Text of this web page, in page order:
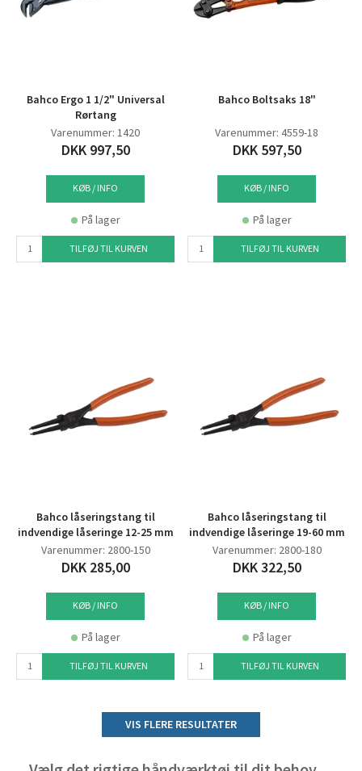
Bahco Ergo 1 1/2" Universal
Rørtang
Varenummer: 1420
DKK 997,50
KØB / INFO
På lager
TILFØJ TIL KURVEN
Bahco Boltsaks 18"
Varenummer: 4559-18
DKK 597,50
KØB / INFO
På lager
TILFØJ TIL KURVEN
Bahco låseringstang til
indvendige låseringe 12-25 mm
Varenummer: 2800-150
DKK 285,00
KØB / INFO
På lager
TILFØJ TIL KURVEN
Bahco låseringstang til
indvendige låseringe 19-60 mm
Varenummer: 2800-180
DKK 322,50
KØB / INFO
På lager
TILFØJ TIL KURVEN
VIS FLERE RESULTATER